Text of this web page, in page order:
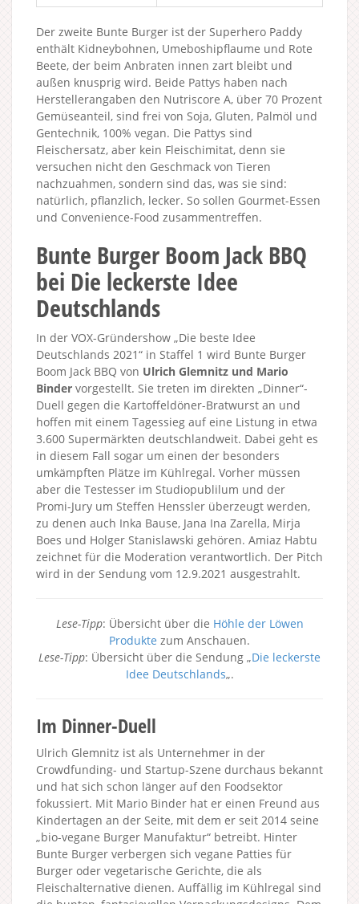
Der zweite Bunte Burger ist der Superhero Paddy
enthält Kidneybohnen, Umeboshipflaume und Rote
Beete, der beim Anbraten innen zart bleibt und
außen knusprig wird. Beide Pattys haben nach
Herstellerangaben den Nutriscore A, über 70 Prozent
Gemüseanteil, sind frei von Soja, Gluten, Palmöl und
Gentechnik, 100% vegan. Die Pattys sind
Fleischersatz, aber kein Fleischimitat, denn sie
versuchen nicht den Geschmack von Tieren
nachzuahmen, sondern sind das, was sie sind:
natürlich, pflanzlich, lecker. So sollen Gourmet-Essen
und Convenience-Food zusammentreffen.
Bunte Burger Boom Jack BBQ
bei Die leckerste Idee
Deutschlands
In der VOX-Gründershow „Die beste Idee
Deutschlands 2021“ in Staffel 1 wird Bunte Burger
Boom Jack BBQ von Ulrich Glemnitz und Mario
Binder vorgestellt. Sie treten im direkten „Dinner“-
Duell gegen die Kartoffeldöner-Bratwurst an und
hoffen mit einem Tagessieg auf eine Listung in etwa
3.600 Supermärkten deutschlandweit. Dabei geht es
in diesem Fall sogar um einen der besonders
umkämpften Plätze im Kühlregal. Vorher müssen
aber die Testesser im Studiopublilum und der
Promi-Jury um Steffen Henssler überzeugt werden,
zu denen auch Inka Bause, Jana Ina Zarella, Mirja
Boes und Holger Stanislawski gehören. Amiaz Habtu
zeichnet für die Moderation verantwortlich. Der Pitch
wird in der Sendung vom 12.9.2021 ausgestrahlt.
Lese-Tipp: Übersicht über die Höhle der Löwen
Produkte zum Anschauen.
Lese-Tipp: Übersicht über die Sendung „Die leckerste
Idee Deutschlands„.
Im Dinner-Duell
Ulrich Glemnitz ist als Unternehmer in der
Crowdfunding- und Startup-Szene durchaus bekannt
und hat sich schon länger auf den Foodsektor
fokussiert. Mit Mario Binder hat er einen Freund aus
Kindertagen an der Seite, mit dem er seit 2014 seine
„bio-vegane Burger Manufaktur“ betreibt. Hinter
Bunte Burger verbergen sich vegane Patties für
Burger oder vegetarische Gerichte, die als
Fleischalternative dienen. Auffällig im Kühlregal sind